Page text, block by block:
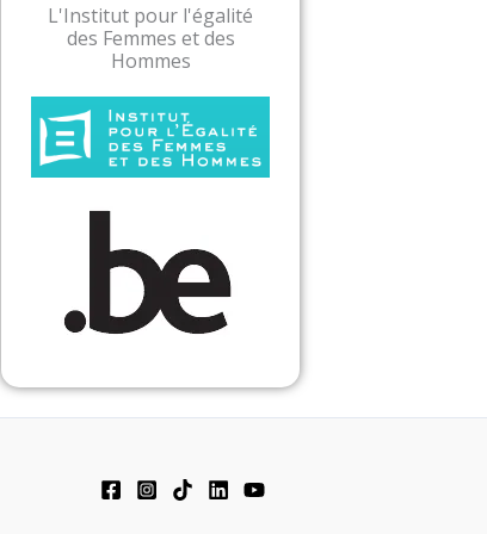
L'Institut pour l'égalité
des Femmes et des
Hommes